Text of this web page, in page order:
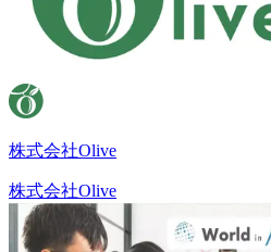
株式会社Olive
株式会社Olive